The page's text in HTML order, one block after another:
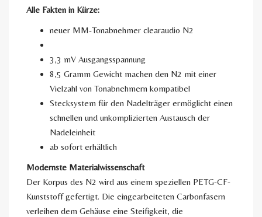
Alle Fakten in Kürze:
neuer MM-Tonabnehmer clearaudio N2
3,3 mV Ausgangsspannung
8,5 Gramm Gewicht machen den N2 mit einer
Vielzahl von Tonabnehmern kompatibel
Stecksystem für den Nadelträger ermöglicht einen
schnellen und unkomplizierten Austausch der
Nadeleinheit
ab sofort erhältlich
Modernste Materialwissenschaft
Der Korpus des N2 wird aus einem speziellen PETG-CF-
Kunststoff gefertigt. Die eingearbeiteten Carbonfasern
verleihen dem Gehäuse eine Steifigkeit, die